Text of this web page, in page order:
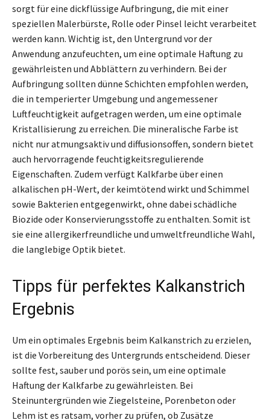
sorgt für eine dickflüssige Aufbringung, die mit einer
speziellen Malerbürste, Rolle oder Pinsel leicht verarbeitet
werden kann. Wichtig ist, den Untergrund vor der
Anwendung anzufeuchten, um eine optimale Haftung zu
gewährleisten und Abblättern zu verhindern. Bei der
Aufbringung sollten dünne Schichten empfohlen werden,
die in temperierter Umgebung und angemessener
Luftfeuchtigkeit aufgetragen werden, um eine optimale
Kristallisierung zu erreichen. Die mineralische Farbe ist
nicht nur atmungsaktiv und diffusionsoffen, sondern bietet
auch hervorragende feuchtigkeitsregulierende
Eigenschaften. Zudem verfügt Kalkfarbe über einen
alkalischen pH-Wert, der keimtötend wirkt und Schimmel
sowie Bakterien entgegenwirkt, ohne dabei schädliche
Biozide oder Konservierungsstoffe zu enthalten. Somit ist
sie eine allergikerfreundliche und umweltfreundliche Wahl,
die langlebige Optik bietet.
Tipps für perfektes Kalkanstrich
Ergebnis
Um ein optimales Ergebnis beim Kalkanstrich zu erzielen,
ist die Vorbereitung des Untergrunds entscheidend. Dieser
sollte fest, sauber und porös sein, um eine optimale
Haftung der Kalkfarbe zu gewährleisten. Bei
Steinuntergründen wie Ziegelsteine, Porenbeton oder
Lehm ist es ratsam, vorher zu prüfen, ob Zusätze